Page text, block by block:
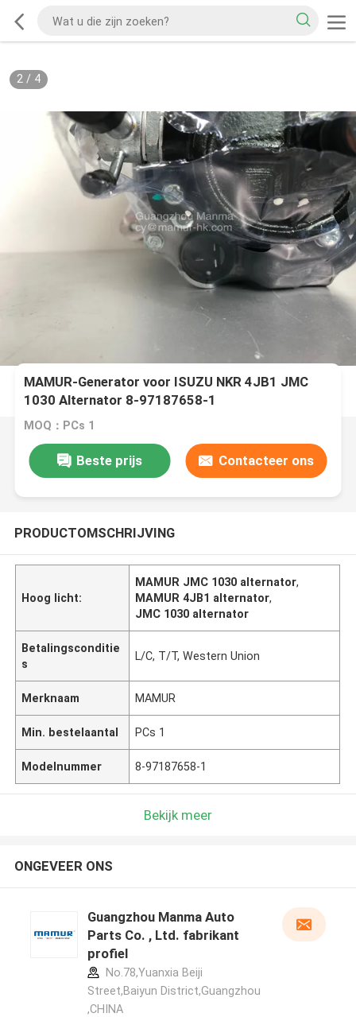
2/ 4
MAMUR-Generator voor ISUZU NKR 4JB1 JMC
1030 Alternator 8-97187658-1
MOQ：PCs 1
Beste prijs Contacteer ons
PRODUCTOMSCHRIJVING
Hoog licht:
MAMUR JMC 1030 alternator,
MAMUR 4JB1 alternator,
JMC 1030 alternator
Betalingsconditie
s
L/C, T/T, Western Union
Merknaam MAMUR
Min. bestelaantal PCs 1
Modelnummer 8-97187658-1
Bekijk meer
ONGEVEER ONS
Guangzhou Manma Auto
Parts Co. , Ltd. fabrikant
profiel
No.78,Yuanxia Beiji
Street,Baiyun District,Guangzhou
,CHINA